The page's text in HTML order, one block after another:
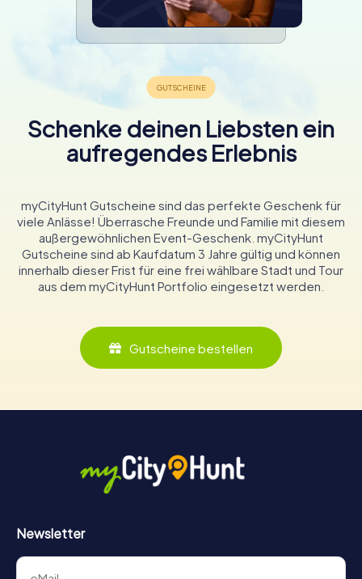
Schenke deinen Liebsten ein
aufregendes Erlebnis
myCityHunt Gutscheine sind das perfekte Geschenk für
viele Anlässe! Überrasche Freunde und Familie mit diesem
außergewöhnlichen Event-Geschenk. myCityHunt
Gutscheine sind ab Kaufdatum 3 Jahre gültig und können
innerhalb dieser Frist für eine frei wählbare Stadt und Tour
aus dem myCityHunt Portfolio eingesetzt werden.
Gutscheine bestellen
Newsletter